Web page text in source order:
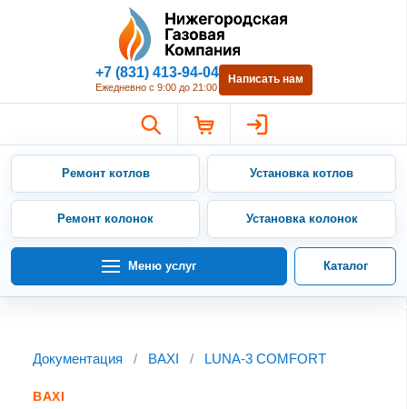
Нижегородская Газовая
+7 (831) 413-94-04
Ежедневно с 9:00 до 21:00
Написать нам
Ремонт котлов Установка котлов
Ремонт колонок Установка колонок
Меню услуг Каталог
Документация / BAXI / LUNA-3 COMFORT
BAXI